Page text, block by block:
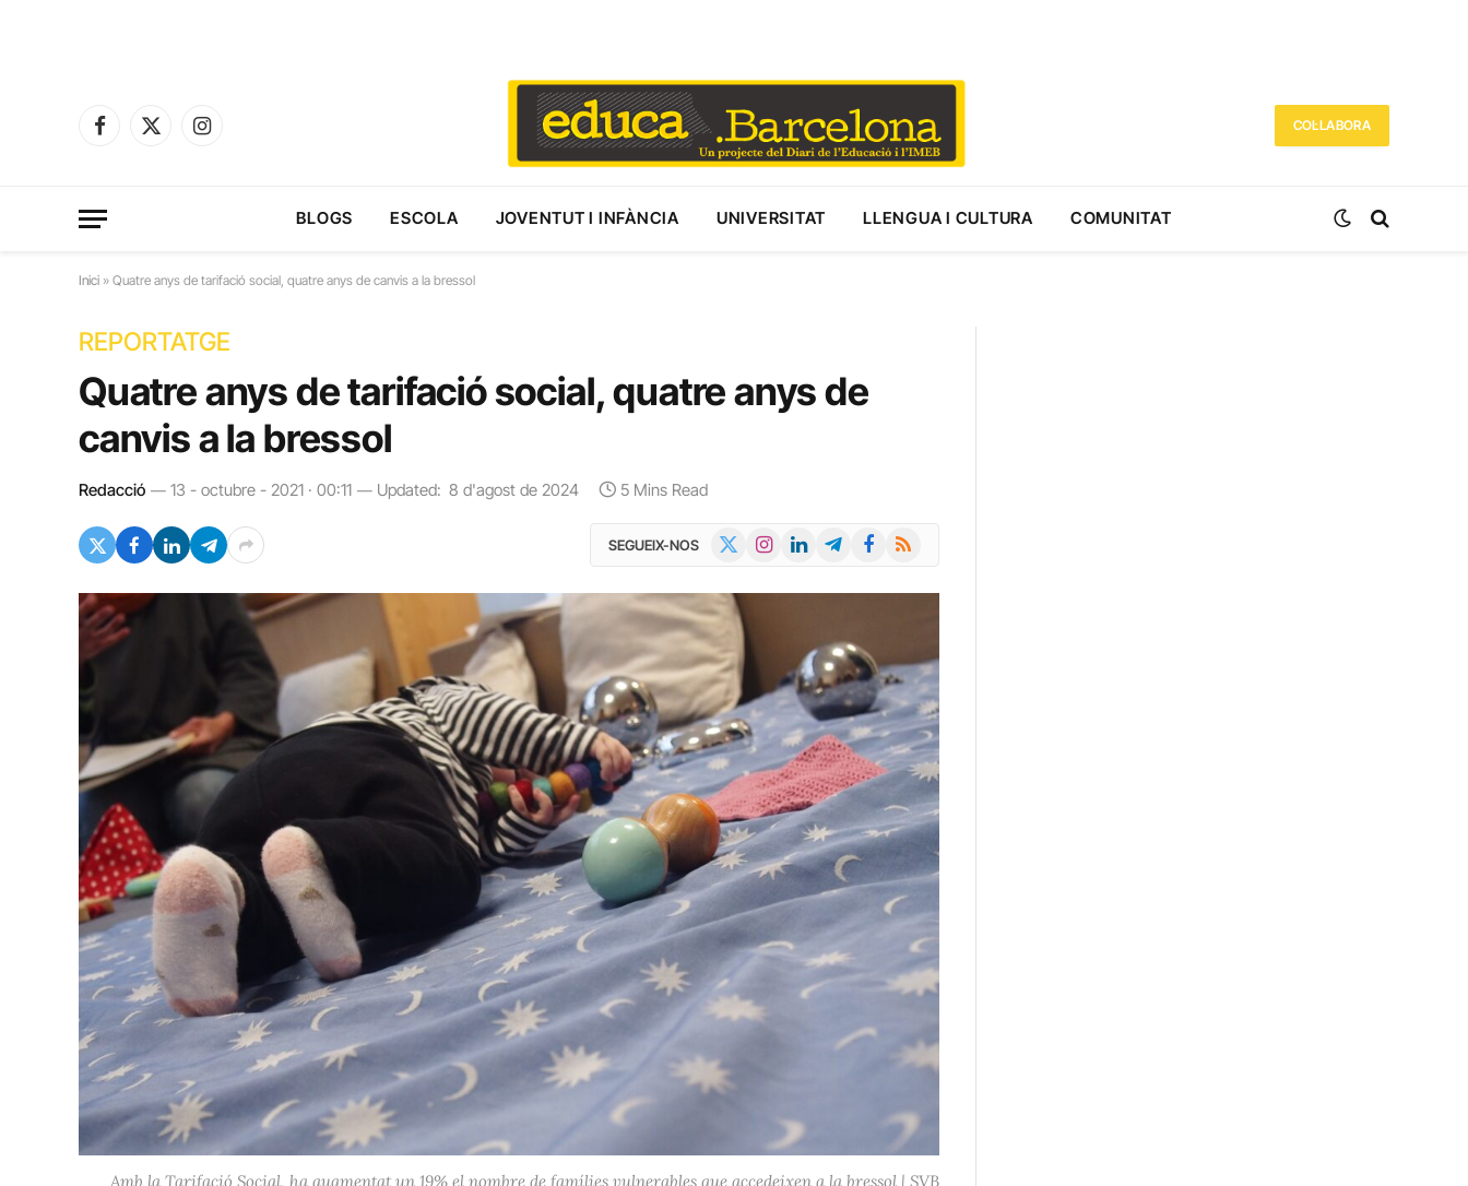
Facebook
X
Instagram
COL·LABORA
BLOGS ESCOLA JOVENTUT I INFÀNCIA UNIVERSITAT LLENGUA I CULTURA COMUNITAT
Inici » Quatre anys de tarifació social, quatre anys de canvis a la bressol
REPORTATGE
Quatre anys de tarifació social, quatre anys de
canvis a la bressol
Redacció 13 - octubre - 2021 · 00:11 Updated: 8 d'agost de 2024 5 Mins Read
SEGUEIX-NOS InstagramLinkedInTelegramFacebook
RSS
Amb la Tarifació Social, ha augmentat un 19% el nombre de famílies vulnerables que accedeixen a la bressol | SVB